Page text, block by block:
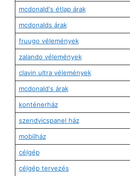
mcdonald's étlap árak
mcdonalds árak
fruugo vélemények
zalando vélemények
clavin ultra vélemények
mcdonald's árak
konténerház
szendvicspanel ház
mobilház
célgép
célgép tervezés